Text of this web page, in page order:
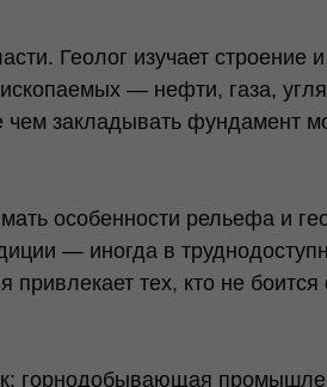
Геолог изучает строение
— нефти, газа,
чем закладывать фундамент
особенности рельефа и
— иногда в
тех, кто не боится
горнодобывающая